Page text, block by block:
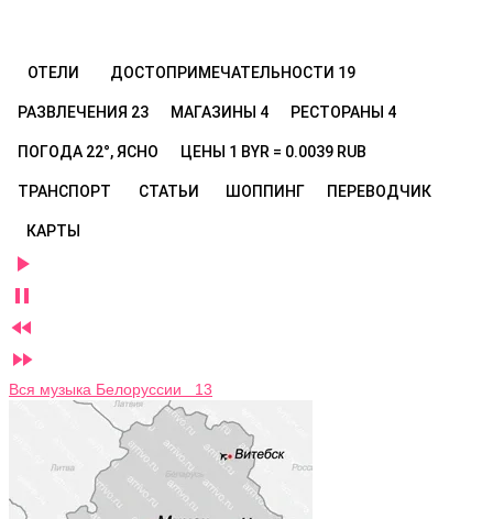
ОТЕЛИ ДОСТОПРИМЕЧАТЕЛЬНОСТИ 19
РАЗВЛЕЧЕНИЯ 23 МАГАЗИНЫ 4 РЕСТОРАНЫ 4
ПОГОДА 22°, ЯСНО ЦЕНЫ 1 BYR = 0.0039 RUB
ТРАНСПОРТ СТАТЬИ ШОППИНГ ПЕРЕВОДЧИК
КАРТЫ




Вся музыка Белоруссии 13